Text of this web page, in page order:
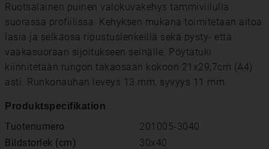
Ruotsalainen puinen valokuvakehys tammiviilulla
suorassa profiilissa. Kehyksen mukana toimitetaan aitoa
lasia ja selkäosa ripustuslenkeillä sekä pysty- että
vaakasuoraan sijoitukseen seinälle. Pöytätuki
kiinnitetään rungon takaosaan kokoon 21x29,7cm (A4)
asti. Runkonauhan leveys 13 mm, syvyys 11 mm.
Produktspecifikation
Tuotenumero
201005-3040
Bildstorlek (cm)
30x40